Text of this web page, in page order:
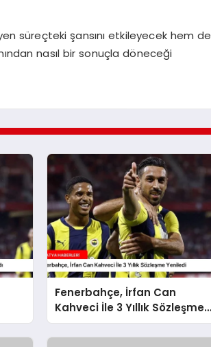
süreçteki şansını etkileyecek hem de
nasıl bir sonuçla döneceği
Fenerbahçe, İrfan Can
Kahveci İle 3 Yıllık Sözleşme
Yeniledi